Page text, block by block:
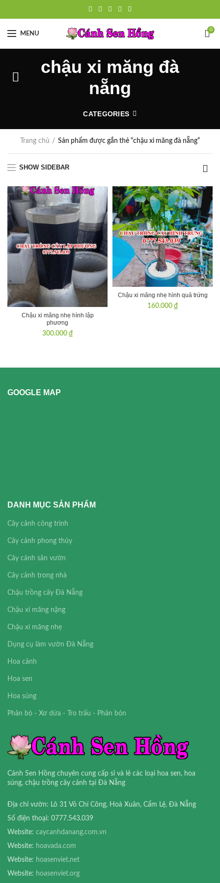
MENU
0
chậu xi măng đà
nẵng
CATEGORIES
Trang chủ Sản phẩm được gắn thẻ “chậu xi măng đà nẵng”
SHOW SIDEBAR
Chậu xi măng nhẹ hình lập
phương
300.000 ₫
Chậu xi măng nhẹ hình quả trứng
160.000 ₫
GOOGLE MAP
DANH MỤC SẢN PHẨM
Cây cảnh công trình
Cây cảnh phong thủy
Cây cảnh sân vườn
Cây cảnh trong nhà
Chậu trồng cây Đà Nẵng
Chậu xi măng nặng
Chậu xi măng nhẹ
Dụng cụ làm vườn Đà Nẵng
Hoa cảnh
Hoa sen
Hoa súng
Phân bò - Xơ dừa - Tro trấu - Phân bón
Cánh Sen Hồng chuyên cung cấp sỉ và lẻ các loại hoa sen, hoa
súng, chậu trồng cây cảnh tại Đà Nẵng
Địa chỉ vườn: Lô 31 Võ Chí Công, Hoà Xuân, Cẩm Lệ, Đà Nẵng
Số điện thoại: 0777.543.039
Website: caycanhdanang.com.vn
Website: hoavada.com
Website: hoasenviet.net
Website: hoasenviet.org